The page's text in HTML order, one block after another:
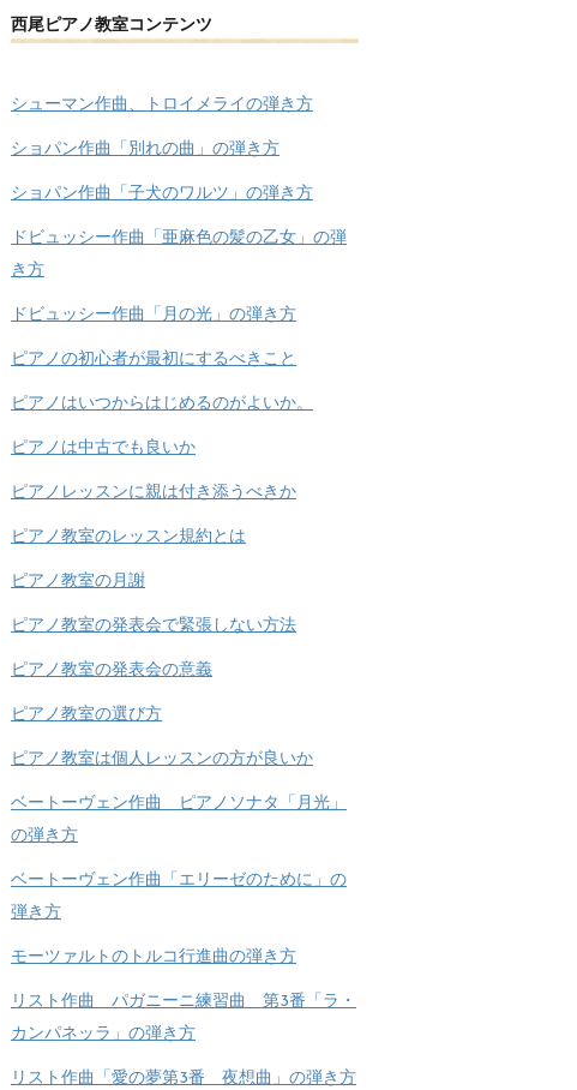
西尾ピアノ教室コンテンツ
シューマン作曲、トロイメライの弾き方
ショパン作曲「別れの曲」の弾き方
ショパン作曲「子犬のワルツ」の弾き方
ドビュッシー作曲「亜麻色の髪の乙女」の弾
き方
ドビュッシー作曲「月の光」の弾き方
ピアノの初心者が最初にするべきこと
ピアノはいつからはじめるのがよいか。
ピアノは中古でも良いか
ピアノレッスンに親は付き添うべきか
ピアノ教室のレッスン規約とは
ピアノ教室の月謝
ピアノ教室の発表会で緊張しない方法
ピアノ教室の発表会の意義
ピアノ教室の選び方
ピアノ教室は個人レッスンの方が良いか
ベートーヴェン作曲 ピアノソナタ「月光」
の弾き方
ベートーヴェン作曲「エリーゼのために」の
弾き方
モーツァルトのトルコ行進曲の弾き方
リスト作曲 パガニーニ練習曲 第3番「ラ・
カンパネッラ」の弾き方
リスト作曲「愛の夢第3番 夜想曲」の弾き方